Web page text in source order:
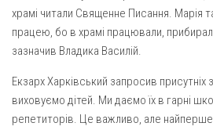
Пророка Іллі (смт. Білики)
Різдва Пресвятої
Св. Миколая (с. Деменки)
Успіння Пресвятої
храмі читали Священне Писання. Марія
працею, бо в храмі працювали,
зазначив Владика Василій.
Екзарх Харківський запросив присутніх
виховуємо дітей. Ми даємо їх в гарні
репетиторів. Це важливо, але